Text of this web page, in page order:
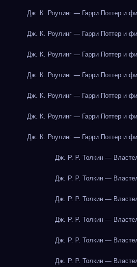
Дж. К. Роулинг — Гарри Поттер и
Дж. К. Роулинг — Гарри Поттер и
Дж. К. Роулинг — Гарри Поттер и
Дж. К. Роулинг — Гарри Поттер и
Дж. К. Роулинг — Гарри Поттер и
Дж. К. Роулинг — Гарри Поттер и
Дж. К. Роулинг — Гарри Поттер и
Дж. Р. Р. Толкин —
Дж. Р. Р. Толкин —
Дж. Р. Р. Толкин —
Дж. Р. Р. Толкин —
Дж. Р. Р. Толкин —
Дж. Р. Р. Толкин —